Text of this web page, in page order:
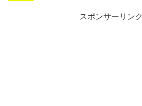
スポンサーリンク